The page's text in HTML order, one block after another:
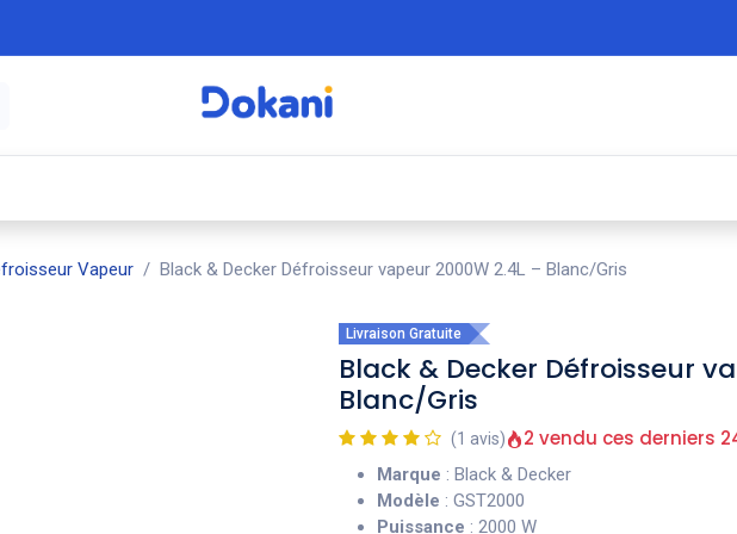
Vapeur Black & Decker Défroisseur vapeur 2000W 2.4L – Blanc/Gris
Livraison Gratuite
Black & Decker Défroisseur
Blanc/Gris
(1 avis) 2 vendu ces derniers
Marque : Black & Decker
Modèle : GST2000
Puissance : 2000 W